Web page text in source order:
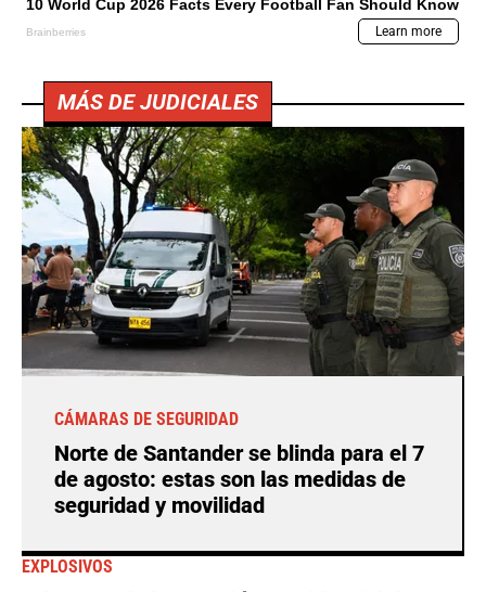
MÁS DE JUDICIALES
CÁMARAS DE SEGURIDAD
Norte de Santander se blinda para el 7
de agosto: estas son las medidas de
seguridad y movilidad
EXPLOSIVOS